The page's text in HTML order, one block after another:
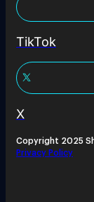
TikTok
X
Copyright 2025
Privacy Policy